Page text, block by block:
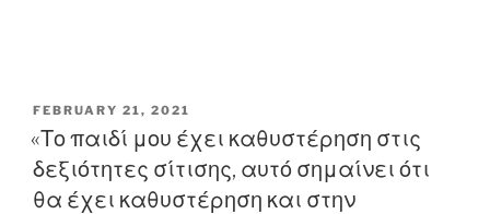
POSTED
ON
FEBRUARY 21, 2021
«Το παιδί μου έχει καθυστέρηση στις
δεξιότητες σίτισης, αυτό σημαίνει ότι
θα έχει καθυστέρηση και στην